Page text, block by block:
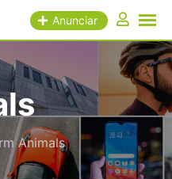
Anunciar
Animals